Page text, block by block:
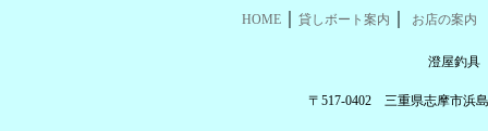
HOME｜ 貸しボート案内 お店の案内
澄屋釣具
〒517-0402 三重県志摩市浜